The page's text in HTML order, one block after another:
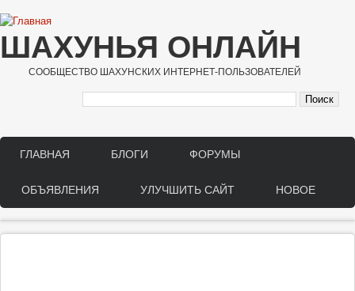
Перейти к основному содержанию
ШАХУНЬЯ ОНЛАЙН
СООБЩЕСТВО ШАХУНСКИХ ИНТЕРНЕТ-ПОЛЬЗОВАТЕЛЕЙ
Main menu
ГЛАВНАЯ БЛОГИ ФОРУМЫ
ОБЪЯВЛЕНИЯ УЛУЧШИТЬ САЙТ НОВОЕ